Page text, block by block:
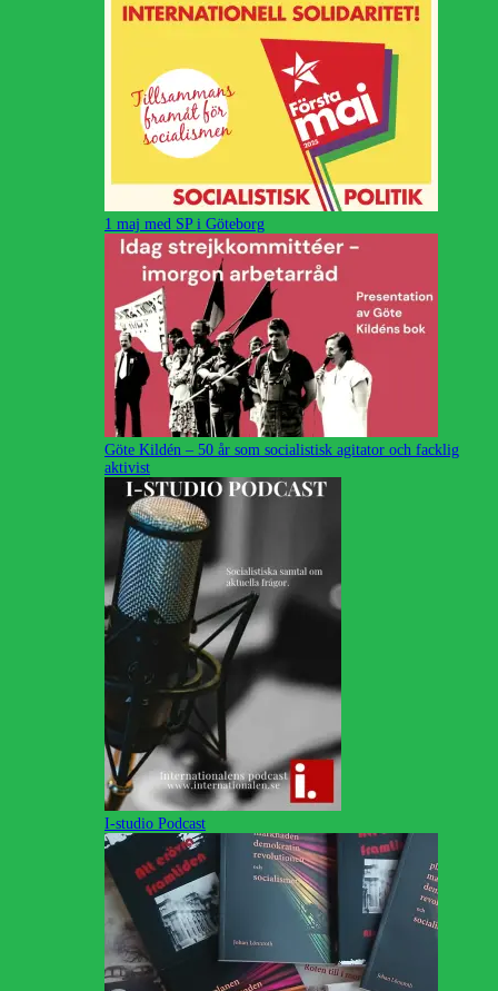
1 maj med SP i Göteborg
Göte Kildén – 50 år som socialistisk agitator och facklig
aktivist
I-studio Podcast